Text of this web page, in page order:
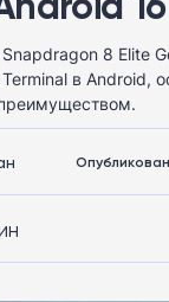
8 Elite
в Android,